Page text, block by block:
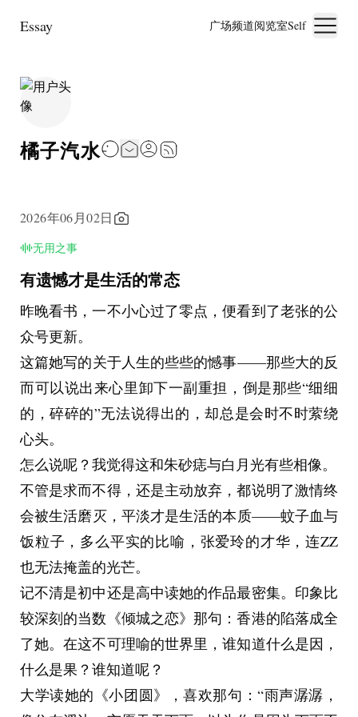
Essay 广场频道阅览室Self
橘子汽水
2026年06月02日
无用之事
有遗憾才是生活的常态
昨晚看书，一不小心过了零点，便看到了老张的公
众号更新。
这篇她写的关于人生的些些的憾事——那些大的反
而可以说出来心里卸下一副重担，倒是那些“细细
的，碎碎的”无法说得出的，却总是会时不时萦绕
心头。
怎么说呢？我觉得这和朱砂痣与白月光有些相像。
不管是求而不得，还是主动放弃，都说明了激情终
会被生活磨灭，平淡才是生活的本质——蚊子血与
饭粒子，多么平实的比喻，张爱玲的才华，连ZZ
也无法掩盖的光芒。
记不清是初中还是高中读她的作品最密集。印象比
较深刻的当数《倾城之恋》那句：香港的陷落成全
了她。在这不可理喻的世界里，谁知道什么是因，
什么是果？谁知道呢？
大学读她的《小团圆》，喜欢那句：“雨声潺潺，